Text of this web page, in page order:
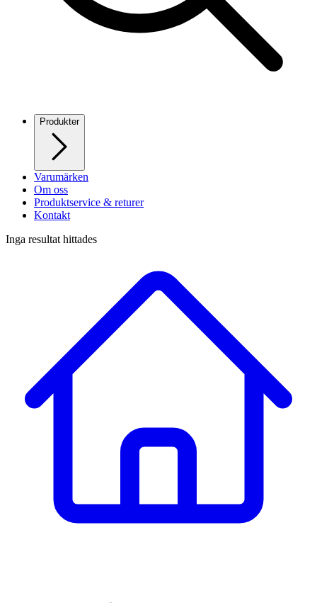
Produkter
Varumärken
Om oss
Produktservice & returer
Kontakt
Inga resultat hittades